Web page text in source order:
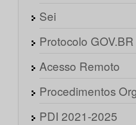
Sei
Protocolo GOV.BR
Acesso Remoto
Procedimentos
PDI 2021-2025